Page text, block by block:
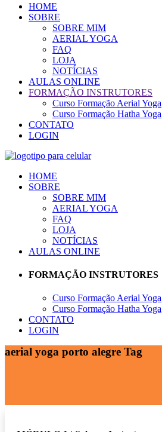
HOME
SOBRE
SOBRE MIM
AERIAL YOGA
FAQ
LOJA
NOTÍCIAS
AULAS ONLINE
FORMAÇÃO INSTRUTORES
Curso Formação Aerial Yoga
Curso Formação Hatha Yoga
CONTATO
LOGIN
HOME
SOBRE
SOBRE MIM
AERIAL YOGA
FAQ
LOJA
NOTÍCIAS
AULAS ONLINE
FORMAÇÃO INSTRUTORES
Curso Formação Aerial Yoga
Curso Formação Hatha Yoga
CONTATO
LOGIN
aerial yoga porto alegre Tag